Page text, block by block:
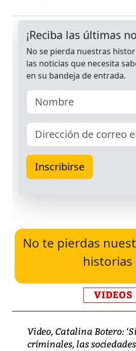
No te pierdas
historias
VIDEOS
Video, Catalina Botero:
criminales, las